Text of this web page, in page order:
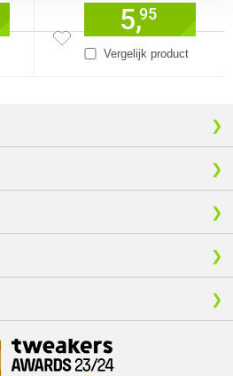
Vergelijk product
5,95